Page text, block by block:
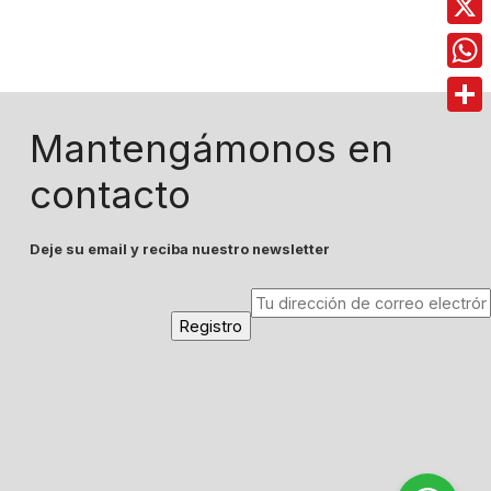
Mantengámonos en
contacto
Deje su email y reciba nuestro newsletter
X